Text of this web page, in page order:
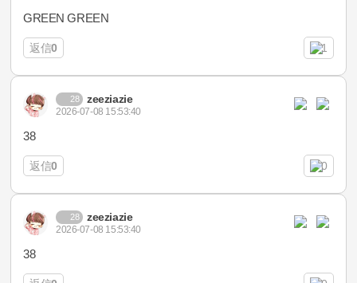
GREEN GREEN
返信0 1
28 zeeziazie
2026-07-08 15:53:40
38
返信0 0
28 zeeziazie
2026-07-08 15:53:40
38